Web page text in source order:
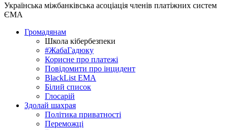
Українська міжбанківська асоціація членів платіжних систем
ЄМА
Громадянам
Школа кібербезпеки
#ЖабаГадюку
Корисне про платежі
Повідомити про інцидент
BlackList EMA
Білий список
Глосарій
Здолай шахрая
Політика приватності
Переможцi